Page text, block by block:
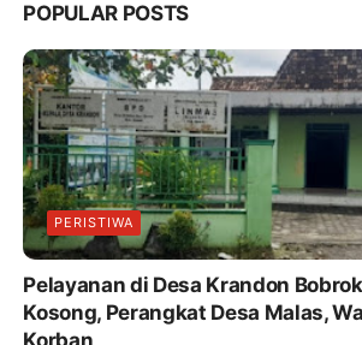
POPULAR POSTS
PERISTIWA
Pelayanan di Desa Krandon
Kosong, Perangkat Desa Malas,